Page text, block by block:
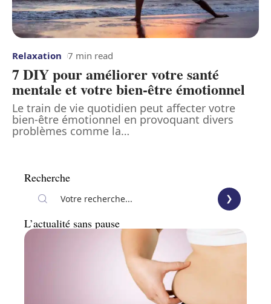
Relaxation 7 min read
7 DIY pour améliorer votre santé
mentale et votre bien-être émotionnel
Le train de vie quotidien peut affecter votre
bien-être émotionnel en provoquant divers
problèmes comme la…
Recherche
L’actualité sans pause